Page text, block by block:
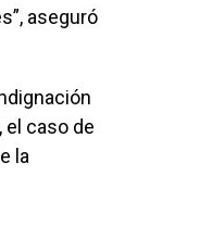
aseguró
el caso de
la